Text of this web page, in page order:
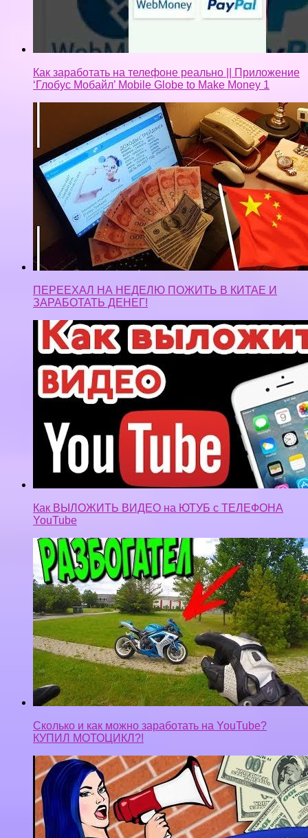
Как заработать на телефоне реально || Приложение
‘Глобус Мобайл’ Mobile Globe to Make Money 1
ПЕРЕЕХАЛ НА НЕДЕЛЮ ПОЖИТЬ В КИТАЕ И
ЗАРАБОТАТЬ ДЕНЕГ!
Как ВЫЛОЖИТЬ ВИДЕО на ЮТУБ с ТЕЛЕФОНА
YouTube
Сколько и как можно заработать на YouTube?
КУПИЛ МОТОЦИКЛ?!